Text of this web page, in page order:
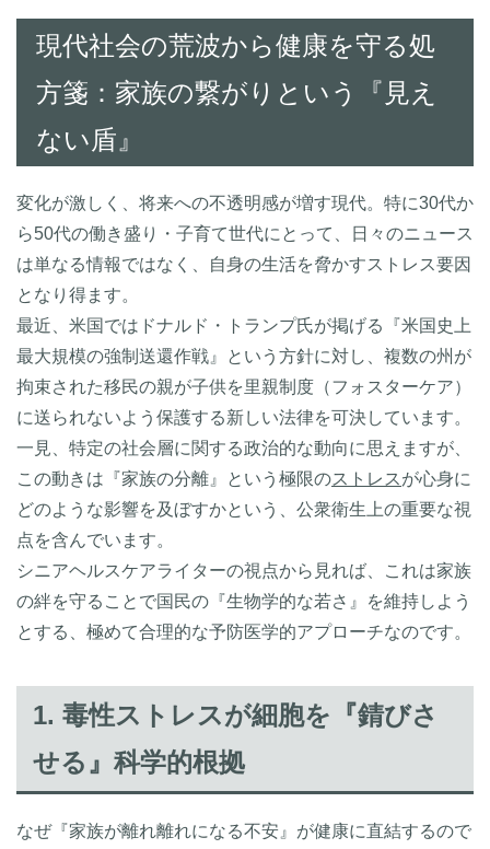
現代社会の荒波から健康を守る処
方箋：家族の繋がりという『見え
ない盾』
変化が激しく、将来への不透明感が増す現代。特に30代か
ら50代の働き盛り・子育て世代にとって、日々のニュース
は単なる情報ではなく、自身の生活を脅かすストレス要因
となり得ます。
最近、米国ではドナルド・トランプ氏が掲げる『米国史上
最大規模の強制送還作戦』という方針に対し、複数の州が
拘束された移民の親が子供を里親制度（フォスターケア）
に送られないよう保護する新しい法律を可決しています。
一見、特定の社会層に関する政治的な動向に思えますが、
この動きは『家族の分離』という極限のストレス が心身に
どのような影響を及ぼすかという、公衆衛生上の重要な視
点を含んでいます。
シニアヘルスケアライターの視点から見れば、これは家族
の絆を守ることで国民の『生物学的な若さ』を維持しよう
とする、極めて合理的な予防医学的アプローチなのです。
1. 毒性ストレスが細胞を『錆びさ
せる』科学的根拠
なぜ『家族が離れ離れになる不安』が健康に直結するので